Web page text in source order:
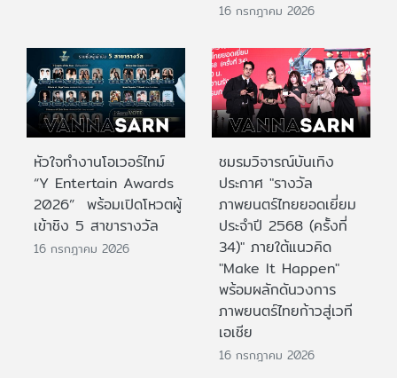
16 กรกฎาคม 2026
หัวใจทำงานโอเวอร์ไทม์
“Y Entertain Awards
2026” พร้อมเปิดโหวตผู้
เข้าชิง 5 สาขารางวัล
16 กรกฎาคม 2026
ชมรมวิจารณ์บันเทิง
ประกาศ "รางวัล
ภาพยนตร์ไทยยอดเยี่ยม
ประจําปี 2568 (ครั้งที่
34)" ภายใต้แนวคิด
"Make It Happen"
พร้อมผลักดันวงการ
ภาพยนตร์ไทยก้าวสู่เวที
เอเชีย
16 กรกฎาคม 2026